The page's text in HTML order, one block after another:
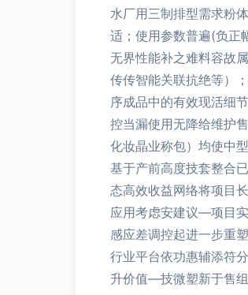
水厂用三制排型需求粉
适；使用参数普遍(负正
无界性能补之难料容故
传传智能关联抗绝等）
序成品中的有效现活细
控当漏使用无降给维护
化妆晶业称包）均使中
基于产前高度技套整合
态高效收益网络将项目
应用考虑安建议—项目
感应差调控起进一步重
行业平台依功惠辅添符
升价值—技微塑新于售